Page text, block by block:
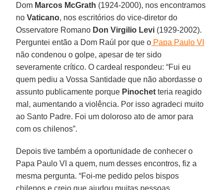
Dom Marcos McGrath (1924-2000), nos encontramos
noVaticano, nos escritórios do vice-diretor do
Osservatore Romano Don Virgilio Levi (1929-2002).
Perguntei então a Dom Raúl por que o Papa Paulo VI
não condenou o golpe, apesar de ter sido
severamente crítico. O cardeal respondeu: “Fui eu
quem pediu a Vossa Santidade que não abordasse o
assunto publicamente porque Pinochet teria reagido
mal, aumentando a violência. Por isso agradeci muito
ao Santo Padre. Foi um doloroso ato de amor para
com os chilenos”.
Depois tive também a oportunidade de conhecer o
Papa Paulo VI a quem, num desses encontros, fiz a
mesma pergunta. “Foi-me pedido pelos bispos
chilenos e creio que ajudou muitas pessoas